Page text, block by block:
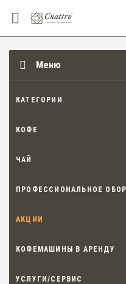
Меню
КАТЕГОРИИ
КОФЕ
ЧАЙ
ПРОФЕССИОНАЛЬНОЕ
АКЦИИ
КОФЕМАШИНЫ В АРЕНДУ
УСЛУГИ/СЕРВИС